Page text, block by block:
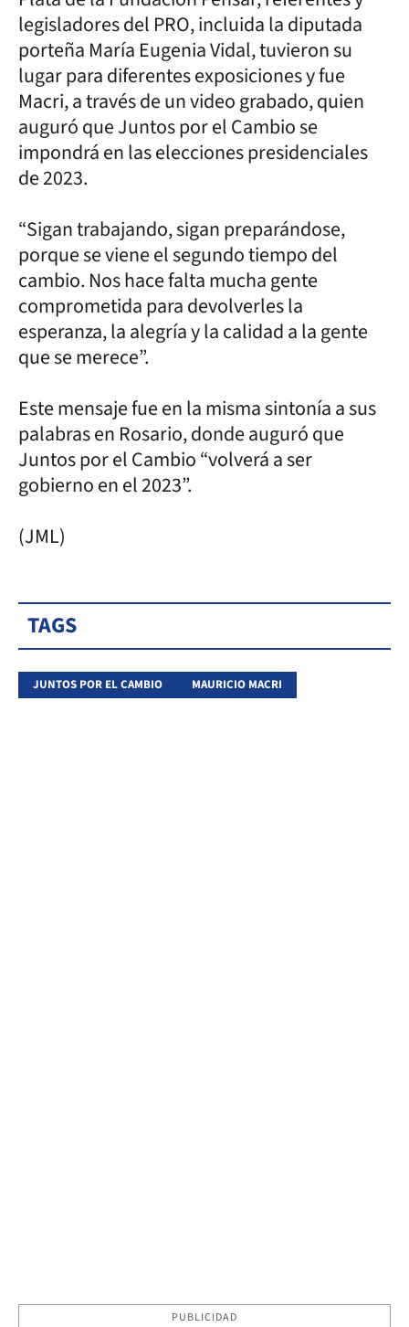
legisladores del PRO, incluida la diputada
porteña María Eugenia Vidal, tuvieron su
lugar para diferentes exposiciones y fue
Macri, a través de un video grabado, quien
auguró que Juntos por el Cambio se
impondrá en las elecciones presidenciales
de 2023.
“Sigan trabajando, sigan preparándose,
porque se viene el segundo tiempo del
cambio. Nos hace falta mucha gente
comprometida para devolverles la
esperanza, la alegría y la calidad a la gente
que se merece”.
Este mensaje fue en la misma sintonía a sus
palabras en Rosario, donde auguró que
Juntos por el Cambio “volverá a ser
gobierno en el 2023”.
(JML)
TAGS
JUNTOS POR EL CAMBIO MAURICIO MACRI
PUBLICIDAD